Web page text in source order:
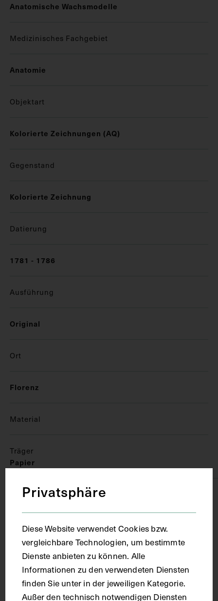
Anatomische Wachsmodelle
Medizinisches Fachgebiet
Anatomie
Objektart
Kolorierte Zeichnungen (AQ)
Gegenstand
Kolorierte Zeichnung
Datierung
1781 - 1786
Ausführung
Original
Ort
Florenz
Material
Träger
Papier
Technik
Aquarell
Maße
Bildmaß 40,3 x 31,8 cm
Privatsphäre
Diese Website verwendet Cookies bzw.
vergleichbare Technologien, um bestimmte
Dienste anbieten zu können. Alle
Informationen zu den verwendeten Diensten
finden Sie unter in der jeweiligen Kategorie.
Außer den technisch notwendigen Diensten